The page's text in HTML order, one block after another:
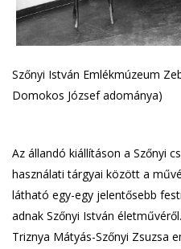
Szőnyi István Emlékmúzeum
Domokos József adománya)
Az állandó kiállításon a Szőnyi
használati tárgyai között a
látható egy-egy jelentősebb
adnak Szőnyi István
Triznya Mátyás-Szőnyi Zsuzsa